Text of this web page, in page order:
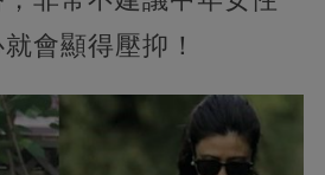
會顯得壓抑！